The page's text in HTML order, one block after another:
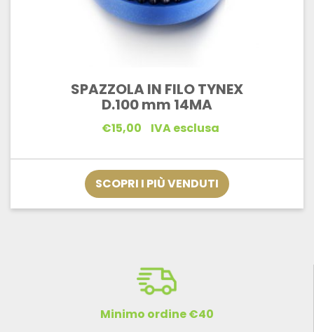
SPAZZOLA IN FILO TYNEX
D.100 mm 14MA
€15,00 IVA esclusa
SCOPRI I PIÙ VENDUTI
Minimo ordine €40